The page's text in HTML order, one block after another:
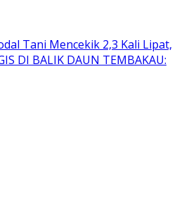
Tani Mencekik 2,3 Kali Lipat,
DI BALIK DAUN TEMBAKAU: